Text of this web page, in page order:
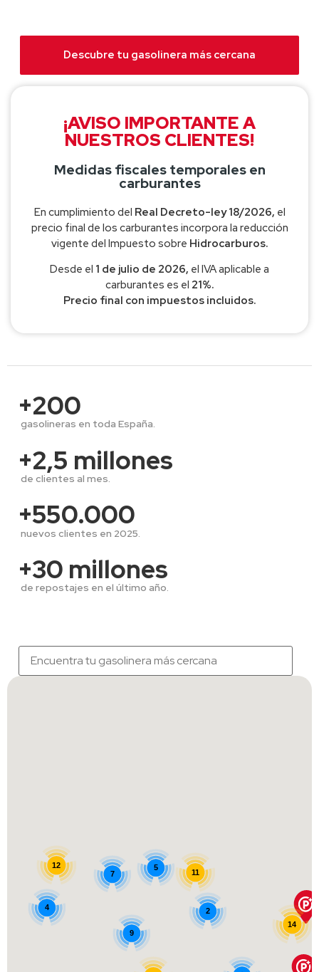
Descubre tu gasolinera más cercana
¡AVISO IMPORTANTE A
NUESTROS CLIENTES!
Medidas fiscales temporales en
carburantes
En cumplimiento del Real Decreto-ley 18/2026, el
precio final de los carburantes incorpora la reducción
vigente del Impuesto sobre Hidrocarburos.
Desde el 1 de julio de 2026, el IVA aplicable a
carburantes es el 21%.
Precio final con impuestos incluidos.
+200
gasolineras en toda España.
+2,5 millones
de clientes al mes.
+550.000
nuevos clientes en 2025.
+30 millones
de repostajes en el último año.
14
11
12
7
9
2
5
4